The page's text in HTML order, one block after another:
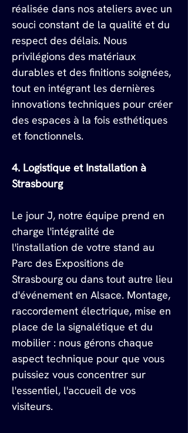
réalisée dans nos ateliers avec un
souci constant de la qualité et du
respect des délais. Nous
privilégions des matériaux
durables et des finitions soignées,
tout en intégrant les dernières
innovations techniques pour créer
des espaces à la fois esthétiques
et fonctionnels.
4. Logistique et Installation à
Strasbourg
Le jour J, notre équipe prend en
charge l'intégralité de
l'installation de votre stand au
Parc des Expositions de
Strasbourg ou dans tout autre lieu
d'événement en Alsace. Montage,
raccordement électrique, mise en
place de la signalétique et du
mobilier : nous gérons chaque
aspect technique pour que vous
puissiez vous concentrer sur
l'essentiel, l'accueil de vos
visiteurs.